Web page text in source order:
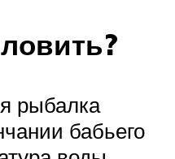
рыбалка
бабьего